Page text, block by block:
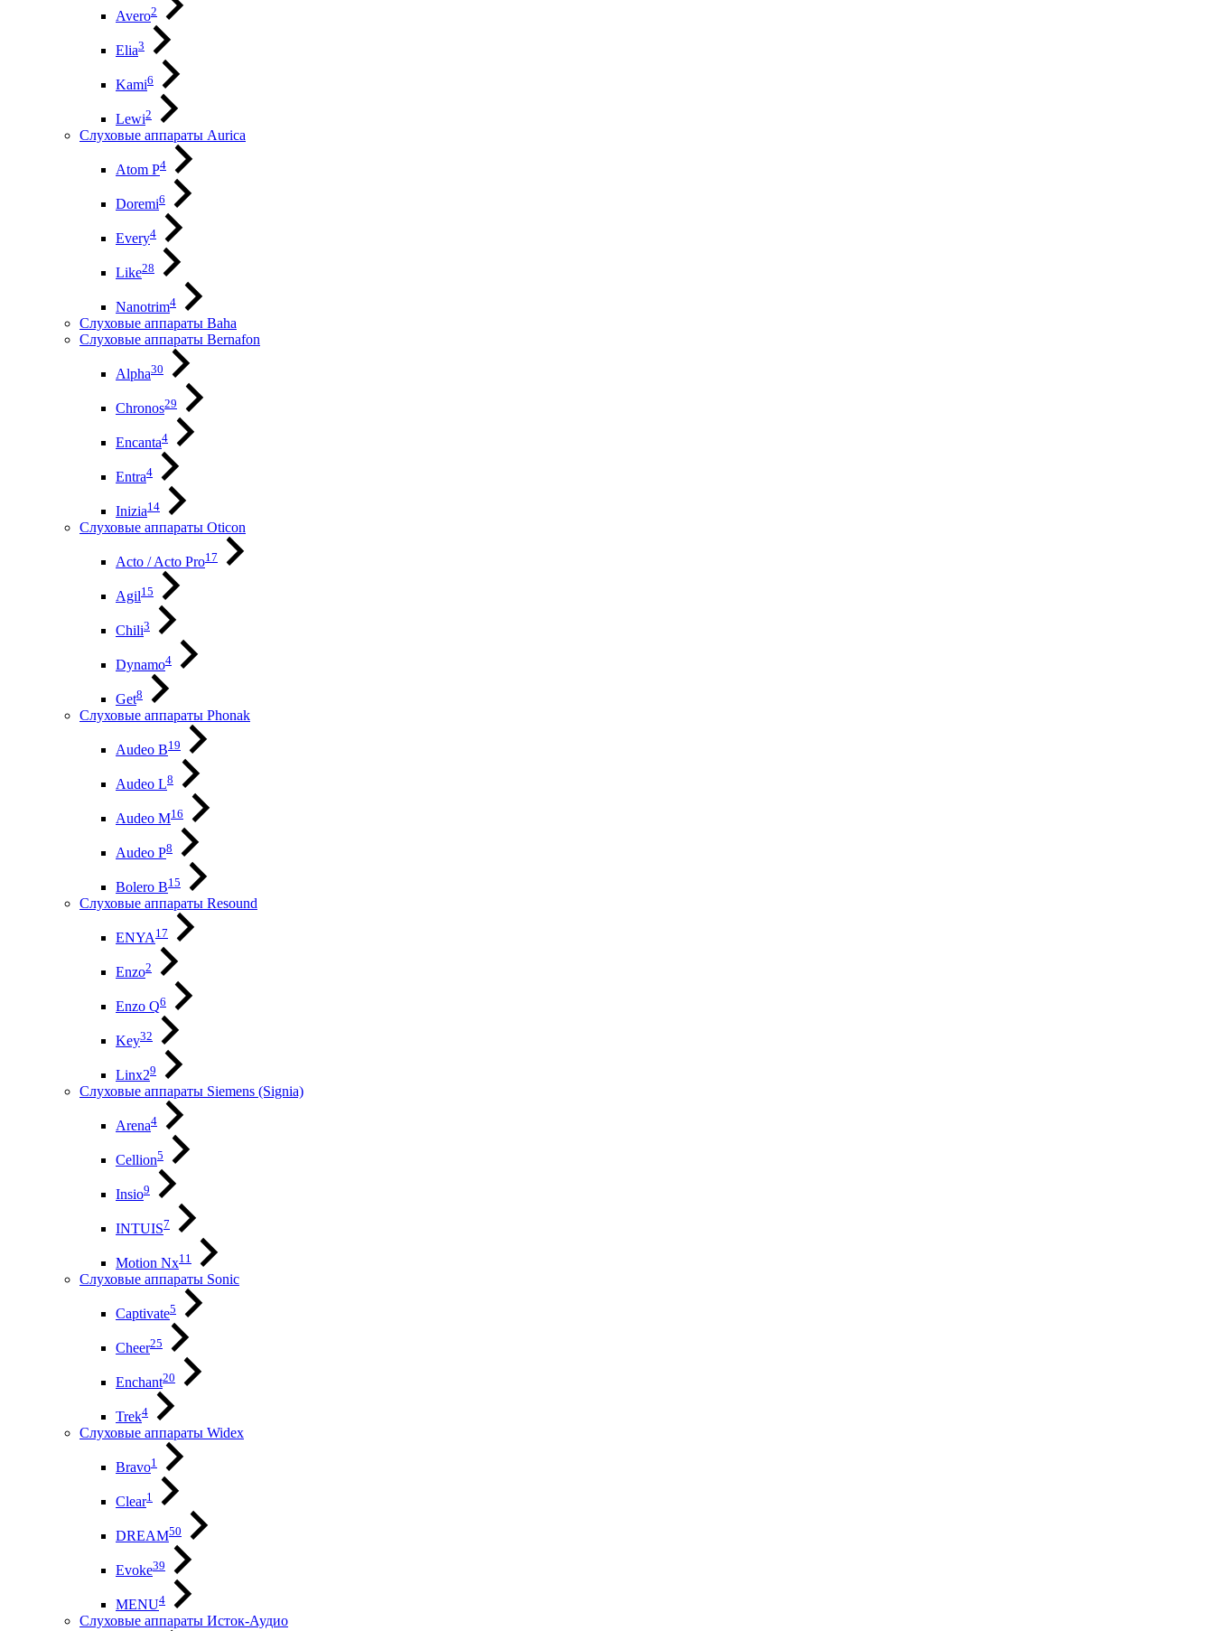
Avero2
Elia3
Kami6
Lewi2
Слуховые аппараты Aurica
Atom P4
Doremi6
Every4
Like28
Nanotrim4
Слуховые аппараты Baha
Слуховые аппараты Bernafon
Alpha30
Chronos29
Encanta4
Entra4
Inizia14
Слуховые аппараты Oticon
Acto / Acto Pro17
Agil15
Chili3
Dynamo4
Get8
Слуховые аппараты Phonak
Audeo B19
Audeo L8
Audeo М16
Audeo P8
Bolero B15
Слуховые аппараты Resound
ENYA17
Enzo2
Enzo Q6
Key32
Linx29
Слуховые аппараты Siemens (Signia)
Arena4
Cellion5
Insio9
INTUIS7
Motion Nx11
Слуховые аппараты Sonic
Captivate5
Cheer25
Enchant20
Trek4
Слуховые аппараты Widex
Bravo1
Clear1
DREAM50
Evoke39
MENU4
Слуховые аппараты Исток-Аудио